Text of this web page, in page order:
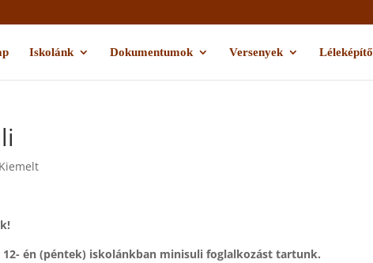
Iskolánk Dokumentumok Versenyek Léleképítő
Kiemelt
12- én (péntek) iskolánkban minisuli foglalkozást tartunk.